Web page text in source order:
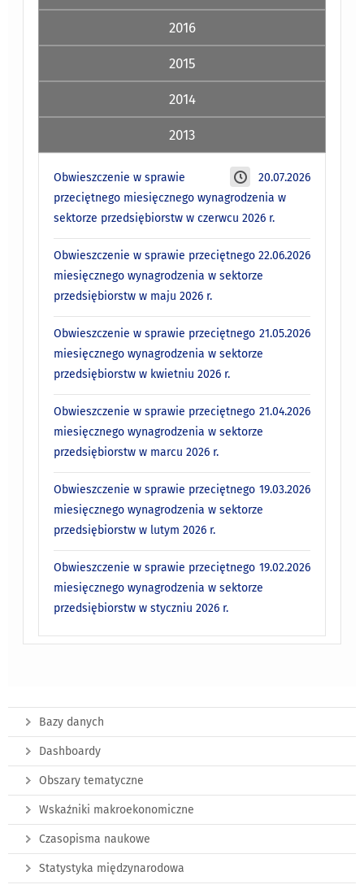
2016
2015
2014
2013
20.07.2026
Obwieszczenie w sprawie
przeciętnego miesięcznego wynagrodzenia w
sektorze przedsiębiorstw w czerwcu 2026 r.
22.06.2026
Obwieszczenie w sprawie przeciętnego
miesięcznego wynagrodzenia w sektorze
przedsiębiorstw w maju 2026 r.
21.05.2026
Obwieszczenie w sprawie przeciętnego
miesięcznego wynagrodzenia w sektorze
przedsiębiorstw w kwietniu 2026 r.
21.04.2026
Obwieszczenie w sprawie przeciętnego
miesięcznego wynagrodzenia w sektorze
przedsiębiorstw w marcu 2026 r.
19.03.2026
Obwieszczenie w sprawie przeciętnego
miesięcznego wynagrodzenia w sektorze
przedsiębiorstw w lutym 2026 r.
19.02.2026
Obwieszczenie w sprawie przeciętnego
miesięcznego wynagrodzenia w sektorze
przedsiębiorstw w styczniu 2026 r.
Bazy danych
Dashboardy
Obszary tematyczne
Wskaźniki makroekonomiczne
Czasopisma naukowe
Statystyka międzynarodowa